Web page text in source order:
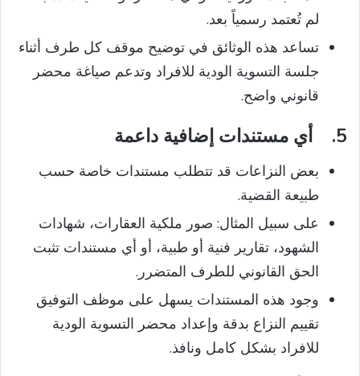
لم تُعتمد رسمياً بعد.
تساعد هذه الوثائق في توضيح موقف كل طرف أثناء
جلسة التسوية الودية للافراد وتدعم صياغة محضر
قانوني واضح.
5. أي مستندات إضافية داعمة
بعض النزاعات قد تتطلب مستندات خاصة حسب
طبيعة القضية.
على سبيل المثال: صور ملكية العقارات، شهادات
الشهود، تقارير فنية أو طبية، أو أي مستندات تثبت
الحق القانوني للطرف المتضرر.
وجود هذه المستندات يسهل على موظف التوفيق
تقييم النزاع بدقة وإعداد محضر التسوية الودية
للافراد بشكل كامل ونافذ.